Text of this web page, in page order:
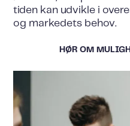
tiden kan udvikle i
og markedets behov.
HØR OM